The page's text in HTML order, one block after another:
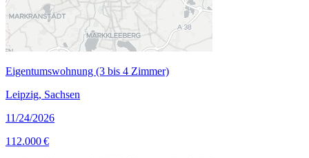
Eigentumswohnung (3 bis 4 Zimmer)
Leipzig, Sachsen
11/24/2026
112.000 €